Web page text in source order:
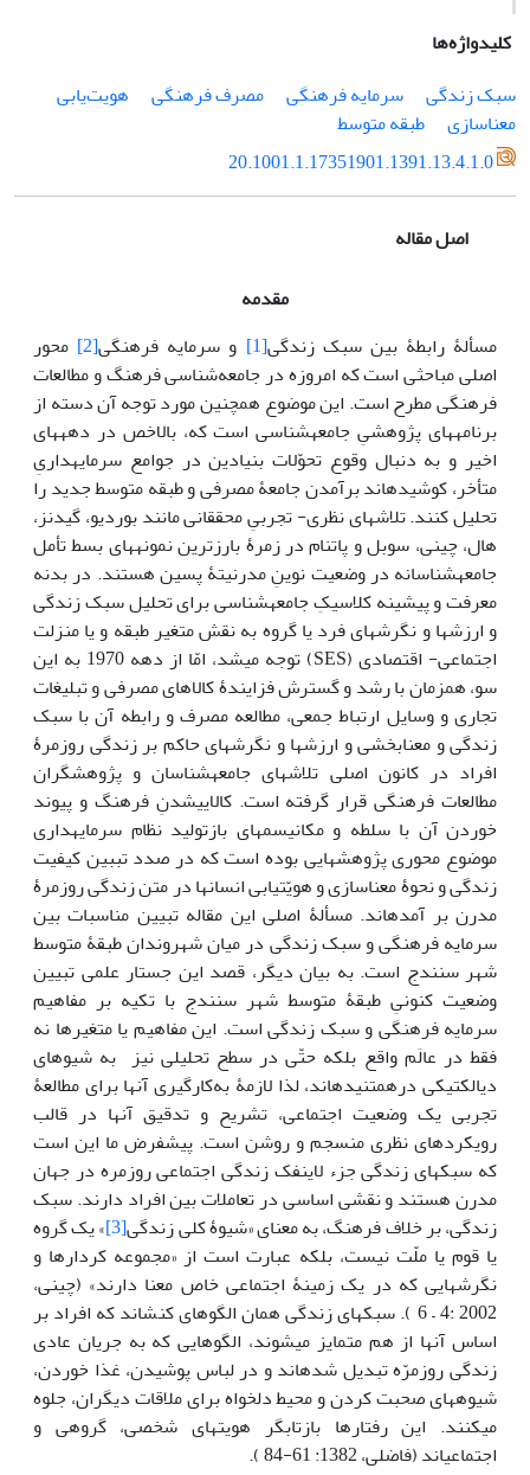
کلیدواژه‌ها
سبک زندگی
سرمایه فرهنگی مصرف فرهنگی
هویت‌یابی
معناسازی
طبقه متوسط
20.1001.1.17351901.1391.13.4.1.0
اصل مقاله
مقدمه
مسألۀ رابطۀ بین سبک زندگی[1] و سرمایه فرهنگی[2]
محور
اصلی مباحثی است که امروزه در جامعه‌شناسی فرهنگ و مطالعات
فرهنگی مطرح است. این موضوع همچنین مورد توجه آن دسته از
برنامه­های پژوهشیِ جامعه­شناسی است که، بالاخص در دهه­های
اخیر و به دنبال وقوع تحوّلات بنیادین در جوامع سرمایه­داریِ
متأخر، کوشیده­اند برآمدن جامعۀ مصرفی و طبقه متوسط جدید را
تحلیل کنند. تلاش­های نظری- تجربیِ محققانی مانند بوردیو، گیدنز،
هال، چینی، سوبل و پاتنام در زمرۀ بارزترین نمونه­های بسط تأمل
جامعه­شناسانه در وضعیت نوینِ مدرنیتۀ پسین هستند. در بدنه
معرفت و پیشینه کلاسیکِ جامعه­شناسی برای تحلیل سبک زندگی
و ارزش­ها و نگرش­های فرد یا گروه به نقش متغیر طبقه و یا منزلت
اجتماعی- اقتصادی (SES) توجه می­شد، امّا از دهه 1970 به این
سو، همزمان با رشد و گسترش فزایندۀ کالاهای مصرفی و تبلیغات
تجاری و وسایل ارتباط جمعی، مطالعه مصرف و رابطه آن با سبک
زندگی و معنابخشی و ارزش­ها و نگرش­های حاکم بر زندگی روزمرۀ
افراد در کانون اصلی تلاش­های جامعه­شناسان و پژوهشگران
مطالعات فرهنگی قرار گرفته است. کالایی­شدنِ فرهنگ و پیوند
خوردن آن با سلطه و مکانیسم­های بازتولید نظام سرمایه­داری
موضوع محوری پژوهش­هایی بوده است که در صدد تببین کیفیت
زندگی و نحوۀ معناسازی و هویّت­یابی انسان­ها در متن زندگی روزمرۀ
مدرن بر آمده­اند. مسألۀ اصلی این مقاله تبیین مناسبات بین
سرمایه فرهنگی و سبک زندگی در میان شهروندان طبقۀ متوسط
شهر سنندج است. به بیان دیگر، قصد این جستار علمی تبیین
وضعیت کنونیِ طبقۀ متوسط شهر سنندج با تکیه بر مفاهیم
سرمایه فرهنگی و سبک زندگی است. این مفاهیم یا متغیرها نه
فقط در عالَم واقع بلکه حتّی در سطح تحلیلی نیز به شیوه­ای
دیالکتیکی درهم­تنیده­اند، لذا لازمۀ به‌کارگیری آن‏ها برای مطالعۀ
تجربی یک وضعیت اجتماعی، تشریح و تدقیق آن‏ها در قالب
رویکردهای نظری منسجم و روشن است. پیش­فرض ما این است
که سبک­های زندگی جزء لاینفک زندگی اجتماعی روزمره در جهان
مدرن هستند و نقشی اساسی در تعاملات بین افراد دارند. سبک
زندگی، بر خلاف فرهنگ، به معنای «شیوۀ کلی زندگی[3] » یک گروه
یا قوم یا ملّت نیست، بلکه عبارت است از «مجموعه کردارها و
نگرش­هایی که در یک زمینۀ اجتماعی خاص معنا دارند» (چینی،
2002 :4 – 6 ). سبک­های زندگی همان الگوهای کنش­اند که افراد بر
اساس آن‏ها از هم متمایز می­شوند، الگوهایی که به جریان عادی
زندگی روزمرّه تبدیل شده‏اند و در لباس پوشیدن، غذا خوردن،
شیوه­های صحبت کردن و محیط دلخواه برای ملاقات دیگران، جلوه
می‏کنند. این رفتارها بازتابگر هویت‏های شخصی، گروهی و
اجتماعی‏اند (فاضلی، 1382: 61-84 ).